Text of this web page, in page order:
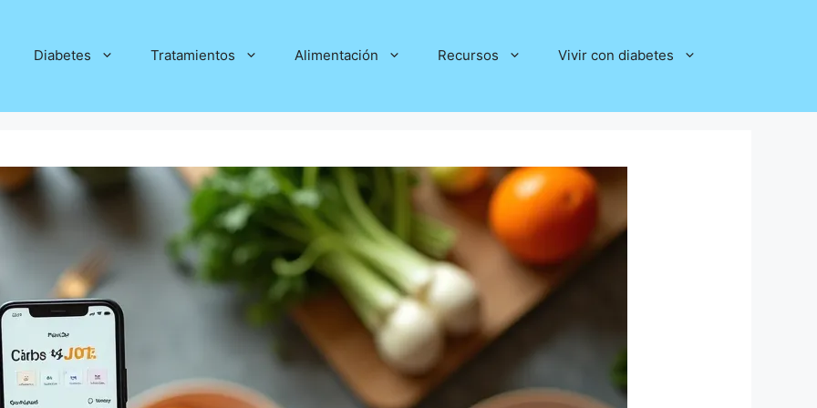
Diabetes Tratamientos Alimentación Recursos Vivir con diabetes